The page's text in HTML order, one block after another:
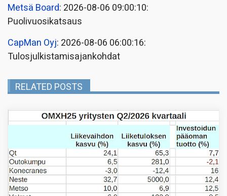
Metsä Board: 2026-08-06 09:00:10:
Puolivuosikatsaus
CapMan Oyj: 2026-08-06 06:00:16:
Tulosjulkistamisajankohdat
RELATED POSTS